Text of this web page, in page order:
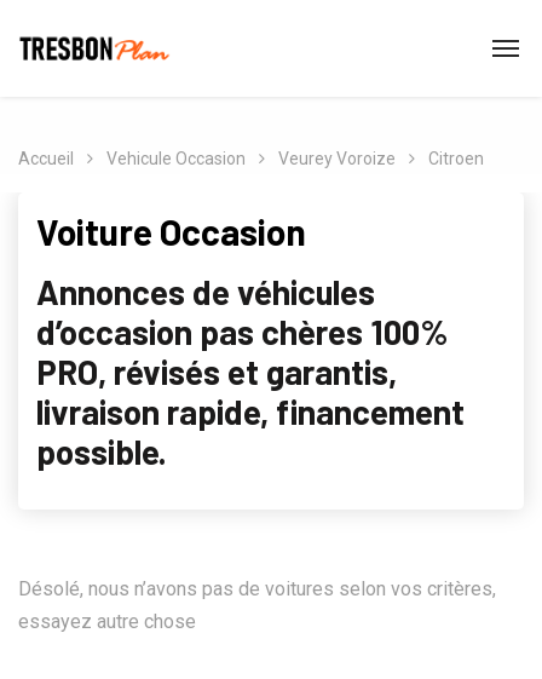
Accueil Vehicule Occasion Veurey Voroize Citroen
Voiture Occasion
Annonces de véhicules
d’occasion pas chères 100%
PRO, révisés et garantis,
livraison rapide, financement
possible.
Désolé, nous n’avons pas de voitures selon vos critères,
essayez autre chose